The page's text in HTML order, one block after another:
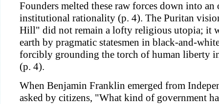
Founders melted these raw forces down into an
institutional rationality (p. 4). The Puritan
Hill" did not remain a lofty religious utopia; it
earth by pragmatic statesmen in black-and-
forcibly grounding the torch of human liberty
(p. 4).
When Benjamin Franklin emerged from
asked by citizens, "What kind of government